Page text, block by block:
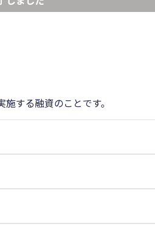
する融資のことです。